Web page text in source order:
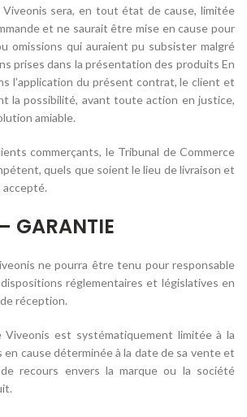
Viveonis sera, en tout état de cause, limitée
et ne saurait être mise en cause pour
omissions qui auraient pu subsister malgré
prises dans la présentation des produits En
l’application du présent contrat, le client et
la possibilité, avant toute action en justice,
amiable.
commerçants, le Tribunal de Commerce
quels que soient le lieu de livraison et
accepté.
GARANTIE
ne pourra être tenu pour responsable
réglementaires et législatives en
réception.
Viveonis est systématiquement limitée à la
en cause déterminée à la date de sa vente et
recours envers la marque ou la société